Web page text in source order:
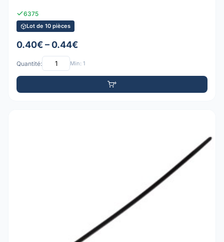
6375
Lot de 10 pièces
0.40€ – 0.44€
Quantité: Min: 1